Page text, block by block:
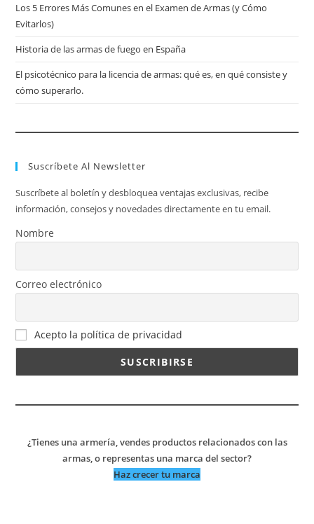
Los 5 Errores Más Comunes en el Examen de Armas (y Cómo
Evitarlos)
Historia de las armas de fuego en España
El psicotécnico para la licencia de armas: qué es, en qué consiste y
cómo superarlo.
Suscríbete Al Newsletter
Suscríbete al boletín y desbloquea ventajas exclusivas, recibe
información, consejos y novedades directamente en tu email.
Nombre
Correo electrónico
Acepto la política de privacidad
¿Tienes una armería, vendes productos relacionados con las
armas, o representas una marca del sector?
Haz crecer tu marca